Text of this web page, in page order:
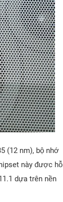
(12 nm), bộ nhớ
này được hỗ
dựa trên nền